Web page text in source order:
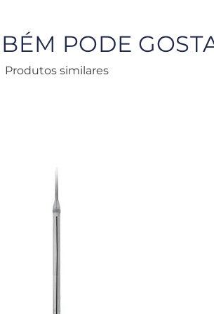
PODE
Produtos similares